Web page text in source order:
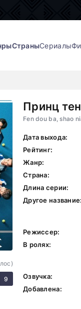
СтраныСериалы
Принц
Fen dou ba, shao
9
Дата выхода:
Рейтинг:
Жанр:
Страна:
Длина серии:
Другое название:
Режиссер:
В ролях:
Озвучка:
Добавлена: